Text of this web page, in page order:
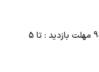
مزایده خودرو یک دستگاه دنا EF7 مدل : 95 مهلت بازدید : تا 5